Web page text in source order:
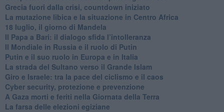
Grecia fuori dalla crisi, countdown iniziato
La mutazione libica e la situazione in Centro Africa
18 luglio, il giorno di Mandela
Il Papa a Bari: il dialogo sfida l’intolleranza
Il Mondiale in Russia e il ruolo di Putin
Putin e il suo ruolo in Europa e in Italia
La strada del Sultano verso il Grande Islam
Giro e Israele: tra la pace del ciclismo e il caos
Cyber security, protezione e prevenzione
A Gaza morti e feriti nella Giornata della Terra
La farsa delle elezioni egiziane